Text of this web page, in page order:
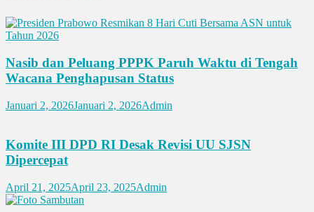
Nasib dan Peluang PPPK Paruh Waktu di Tengah
Wacana Penghapusan Status
Januari 2, 2026Januari 2, 2026Admin
Komite III DPD RI Desak Revisi UU SJSN
Dipercepat
April 21, 2025April 23, 2025Admin